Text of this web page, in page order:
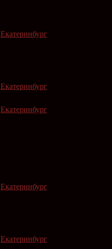
Екатеринбург
Екатеринбург
Екатеринбург
Екатеринбург
Екатеринбург